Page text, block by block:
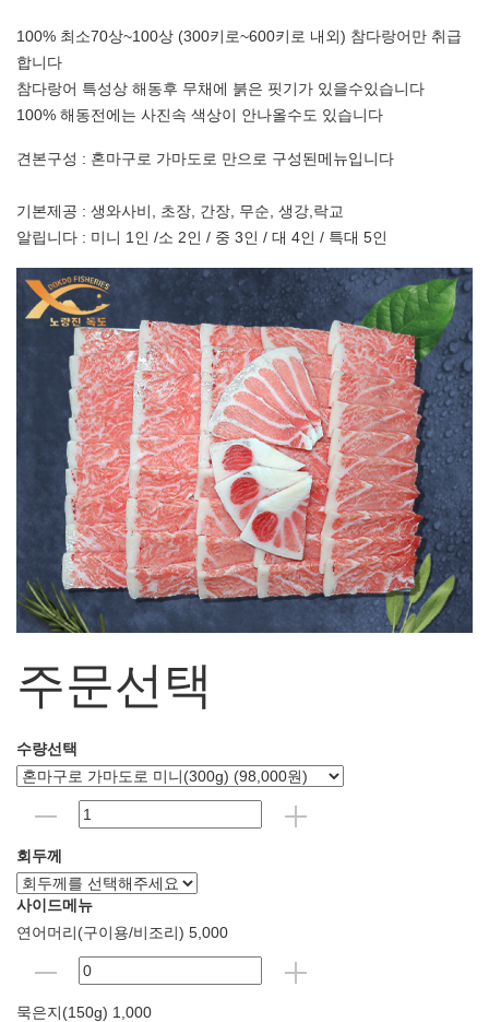
100% 최소70상~100상 (300키로~600키로 내외) 참다랑어만 취급
합니다
참다랑어 특성상 해동후 무채에 붉은 핏기가 있을수있습니다
100% 해동전에는 사진속 색상이 안나올수도 있습니다
견본구성 : 혼마구로 가마도로 만으로 구성된메뉴입니다
기본제공 : 생와사비, 초장, 간장, 무순, 생강,락교
알립니다 : 미니 1인 /소 2인 / 중 3인 / 대 4인 / 특대 5인
주문선택
수량선택
회두께
사이드메뉴
연어머리(구이용/비조리) 5,000
묵은지(150g) 1,000